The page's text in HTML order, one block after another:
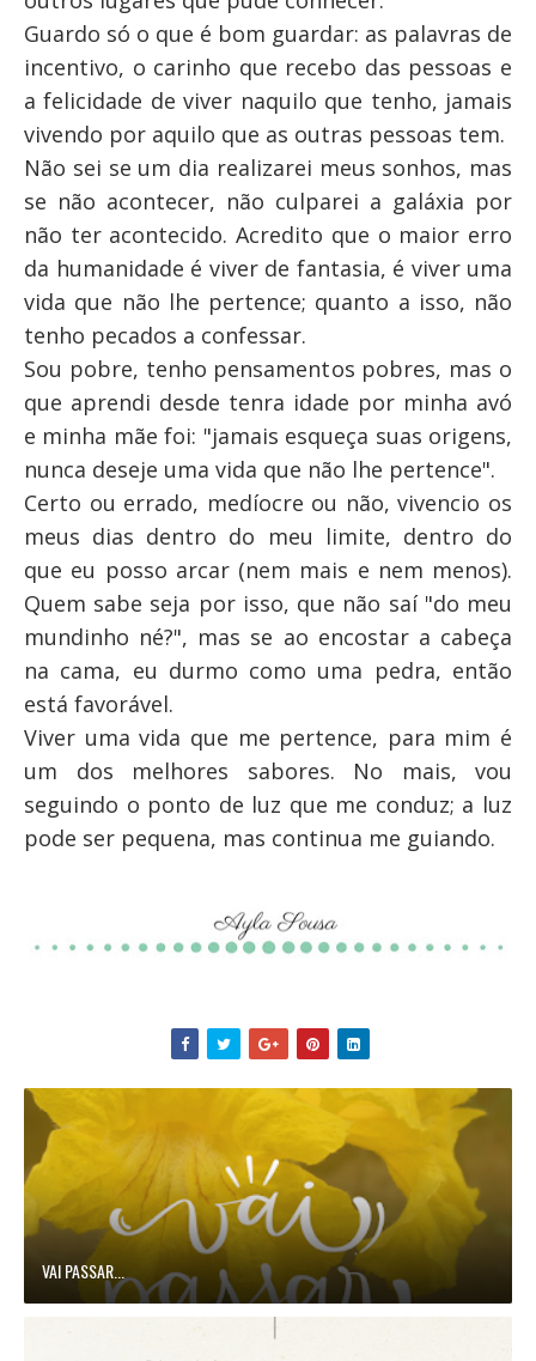
Guardo só o que é bom guardar: as palavras de
incentivo, o carinho que recebo das pessoas e
a felicidade de viver naquilo que tenho, jamais
vivendo por aquilo que as outras pessoas tem.
Não sei se um dia realizarei meus sonhos, mas
se não acontecer, não culparei a galáxia por
não ter acontecido. Acredito que o maior erro
da humanidade é viver de fantasia, é viver uma
vida que não lhe pertence; quanto a isso, não
tenho pecados a confessar.
Sou pobre, tenho pensamentos pobres, mas o
que aprendi desde tenra idade por minha avó
e minha mãe foi: "jamais esqueça suas origens,
nunca deseje uma vida que não lhe pertence".
Certo ou errado, medíocre ou não, vivencio os
meus dias dentro do meu limite, dentro do
que eu posso arcar (nem mais e nem menos).
Quem sabe seja por isso, que não saí "do meu
mundinho né?", mas se ao encostar a cabeça
na cama, eu durmo como uma pedra, então
está favorável.
Viver uma vida que me pertence, para mim é
um dos melhores sabores. No mais, vou
seguindo o ponto de luz que me conduz; a luz
pode ser pequena, mas continua me guiando.
VAI PASSAR...